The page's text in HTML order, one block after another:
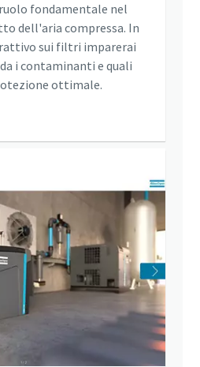
fondamentale nel
dell'aria compressa. In
sui filtri imparerai
i contaminanti e quali
ottimale.